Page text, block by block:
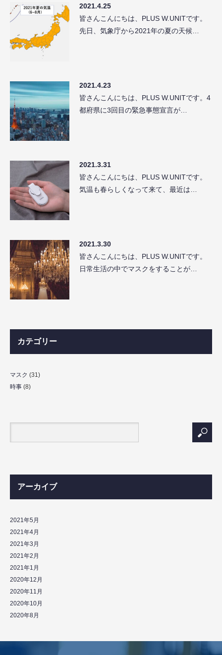
2021.4.25
皆さんこんにちは、PLUS W.UNITです。
先日、気象庁から2021年の夏の天候…
2021.4.23
皆さんこんにちは、PLUS W.UNITです。4
都府県に3回目の緊急事態宣言が…
2021.3.31
皆さんこんにちは、PLUS W.UNITです。
気温も春らしくなって来て、最近は…
2021.3.30
皆さんこんにちは、PLUS W.UNITです。
日常生活の中でマスクをすることが…
カテゴリー
マスク (31)
時事 (8)
アーカイブ
2021年5月
2021年4月
2021年3月
2021年2月
2021年1月
2020年12月
2020年11月
2020年10月
2020年8月